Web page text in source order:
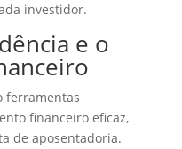
investidor.
e o
ferramentas
financeiro eficaz,
de aposentadoria.